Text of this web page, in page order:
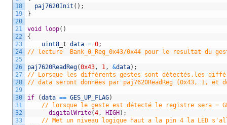
18
19
20
21
22
23
24
25
26
27
28
29
30
31
32
33
paj7620Init ( ) ;
}
void loop( )
{
uint8 t data = 0;
// lecture  Bank_0_Reg_0x43/0x44 pour le resultat du
paj7620ReadReg(0x43, 1, &data) ;
// Lorsque les différents gestes sont détectés,les
// data seront données par paj7620ReadReg (0x43, 1, et
if (data == GES_UP_FLAG)
// lorsque le geste est détecté le registre sera =
digitalWrite(4, HIGH) ;
// Met un niveau logique haut a la pin 4 la LED